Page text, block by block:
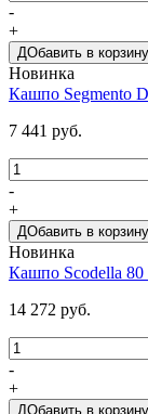
-
+
ДОбавить в корзину
Новинка
Кашпо Segmento
7 441 руб.
-
+
ДОбавить в корзину
Новинка
Кашпо Scodella 80
14 272 руб.
-
+
ДОбавить в корзину